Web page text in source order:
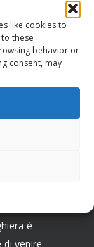
like cookies to
these
behavior or
consent, may
è
venire